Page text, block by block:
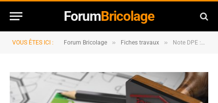
ForumBricolage
VOUS ÊTES ICI : Forum Bricolage » Fiches travaux » Note DPE : petits travaux à réaliser pour améliorer son DPE avant de vendre